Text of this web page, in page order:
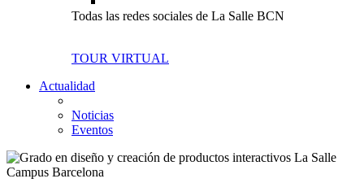
Todas las redes sociales de La Salle BCN
TOUR VIRTUAL
Actualidad
Noticias
Eventos